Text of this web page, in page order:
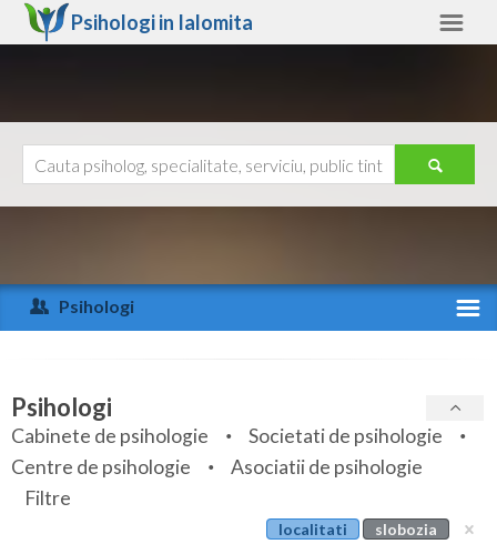
Psihologi in Ialomita
Arad
Arges
Bihor
Bistrita-Nasaud
Botosani
Ajutor
Psihologi
Specialitati
Servicii
Articole
Psihologi
Cabinete de psihologie
Societati de psihologie
Centre de psihologie
Asociatii de psihologie
Filtre
localitati
slobozia